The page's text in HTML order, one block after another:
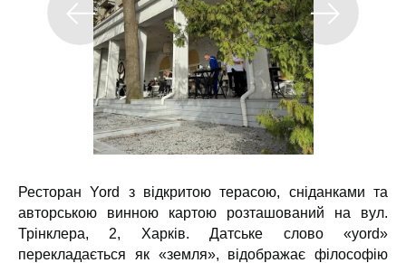
Ресторан Yord з відкритою терасою, сніданками та
авторською винною картою розташований на вул.
Трінклера, 2, Харків.Датське слово «yord»
перекладається як «земля», відображає філософію